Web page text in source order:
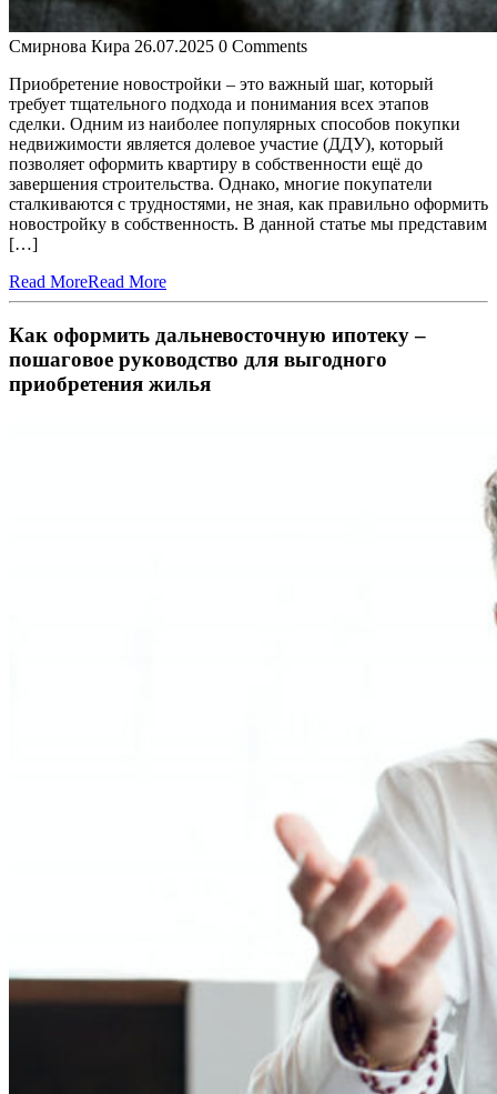
Смирнова Кира 26.07.2025 0 Comments
Приобретение новостройки – это важный шаг, который
требует тщательного подхода и понимания всех этапов
сделки. Одним из наиболее популярных способов покупки
недвижимости является долевое участие (ДДУ), который
позволяет оформить квартиру в собственности ещё до
завершения строительства. Однако, многие покупатели
сталкиваются с трудностями, не зная, как правильно оформить
новостройку в собственность. В данной статье мы представим
[…]
Read MoreRead More
Как оформить дальневосточную ипотеку –
пошаговое руководство для выгодного
приобретения жилья